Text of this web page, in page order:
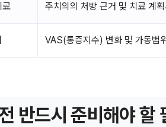
료 주치의의 처방 근거 및 치료 계획
VAS(통증지수) 변화 및 가동범
반드시 준비해야 할